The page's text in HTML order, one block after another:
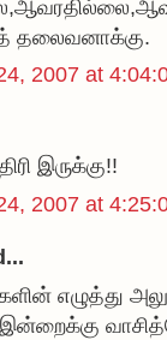
தலைவனாக்கு.
2007 at
இருக்கு!!
2007 at
எழுத்து